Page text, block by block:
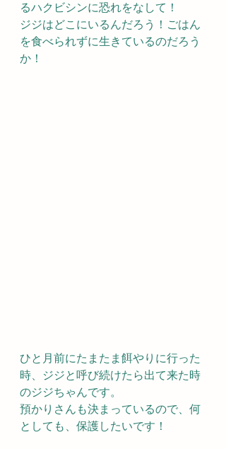
るハクビシンに恐れをなして！
ジジはどこにいるんだろう！ごはん
を食べられずに生きているのだろう
か！
ひと月前にたまたま餌やりに行った
時、ジジと呼び続けたら出て来た時
のジジちゃんです。
預かりさんも決まっているので、何
としても、保護したいです！